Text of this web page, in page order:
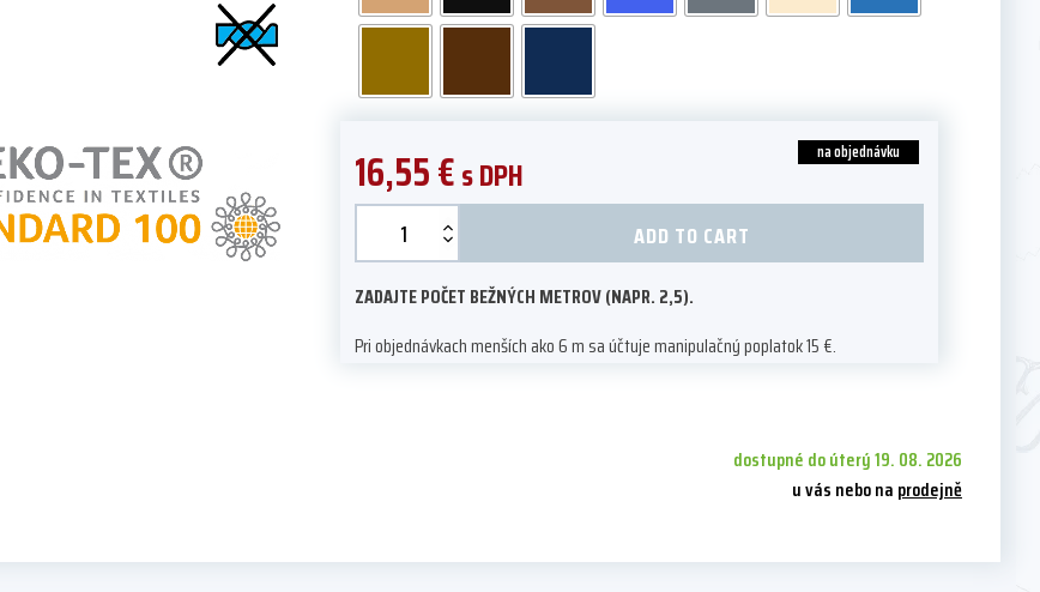
na objednávku
16,55€s DPH
quantity
ADD TO CART
ZADAJTE POČET BEŽNÝCH METROV (NAPR. 2,5).
Pri objednávkach menších ako 6 m sa účtuje manipulačný poplatok 15 €.
dostupné do úterý 19. 08. 2026
u vás nebo na prodejně